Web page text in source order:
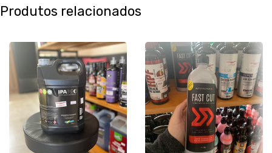
Produtos relacionados